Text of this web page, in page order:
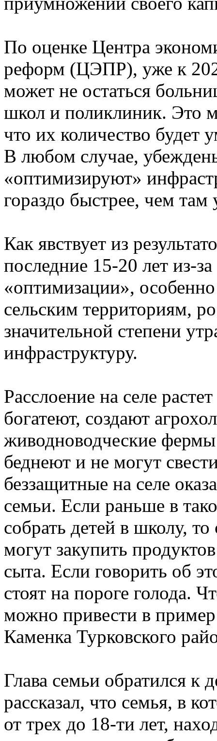
По оценке Центра
реформ (ЦЭПР), уже к
может не остаться
школ и поликлиник. Это
что их количество
В любом случае,
«оптимизируют»
гораздо быстрее, чем там
Как явствует из
последние 15-20 лет из-
«оптимизации»,
сельским территориям,
значительной степени
инфраструктуру.
Расслоение на селе
богатеют, создают
живодноводческие
беднеют и не могут
беззащитные на селе
семьи. Если раньше в
собрать детей в школу,
могут закупить
сыта. Если говорить об
стоят на пороге голода.
можно привести в
Каменка Турковского
Глава семьи обратился к
рассказал, что семья, в
от трех до 18-ти лет,